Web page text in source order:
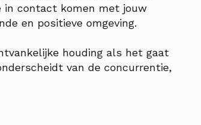
in contact komen met jouw
en positieve omgeving.
houding als het gaat
van de concurrentie,